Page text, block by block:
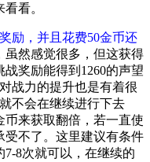
看。
励，并且花费50金币还
虽然感觉很多，但这获得
奖励能得到1260的声望
战力的提升也是有着很
不会在继续进行下去
币来获取翻倍，若一直使
受不了。这里建议有条件
8次就可以，在继续的